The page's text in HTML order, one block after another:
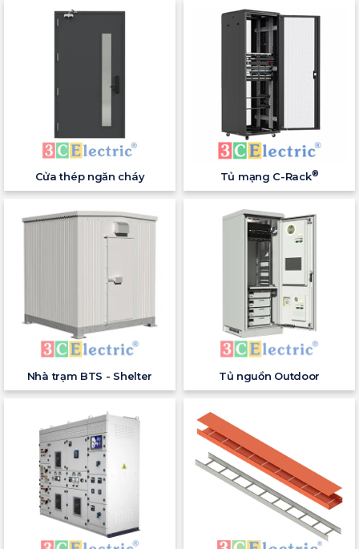
Cửa thép ngăn cháy Tủ mạng C-Rack®
Nhà trạm BTS - Shelter Tủ nguồn Outdoor